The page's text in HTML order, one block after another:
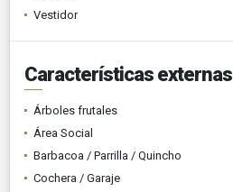
Vestidor
Características externas
Árboles frutales
Área Social
Barbacoa / Parrilla / Quincho
Cochera / Garaje